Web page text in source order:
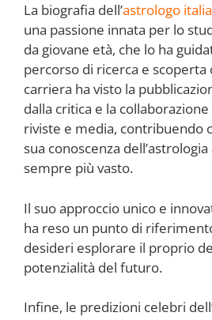
La biografia dell’astrologo
una passione innata per lo
da giovane età, che lo ha
percorso di ricerca e scoperta
carriera ha visto la
dalla critica e la
riviste e media, contribuendo
sua conoscenza
sempre più vasto.
Il suo approccio unico e
ha reso un punto di
desideri esplorare il proprio
potenzialità del futuro.
Infine, le predizioni celebri